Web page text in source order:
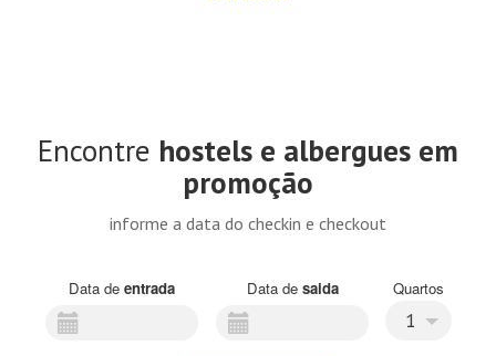
Encontre hostels e albergues em
promoção
informe a data do checkin e checkout
Data de entrada Data de saida Quartos
1